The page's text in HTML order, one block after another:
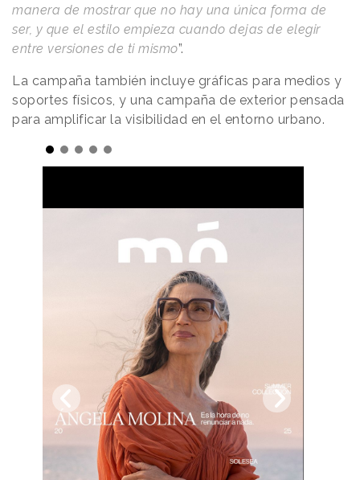
manera de mostrar que no hay una única forma de
ser, y que el estilo empieza cuando dejas de elegir
entre versiones de ti mismo”.
La campaña también incluye gráficas para medios y
soportes físicos, y una campaña de exterior pensada
para amplificar la visibilidad en el entorno urbano.